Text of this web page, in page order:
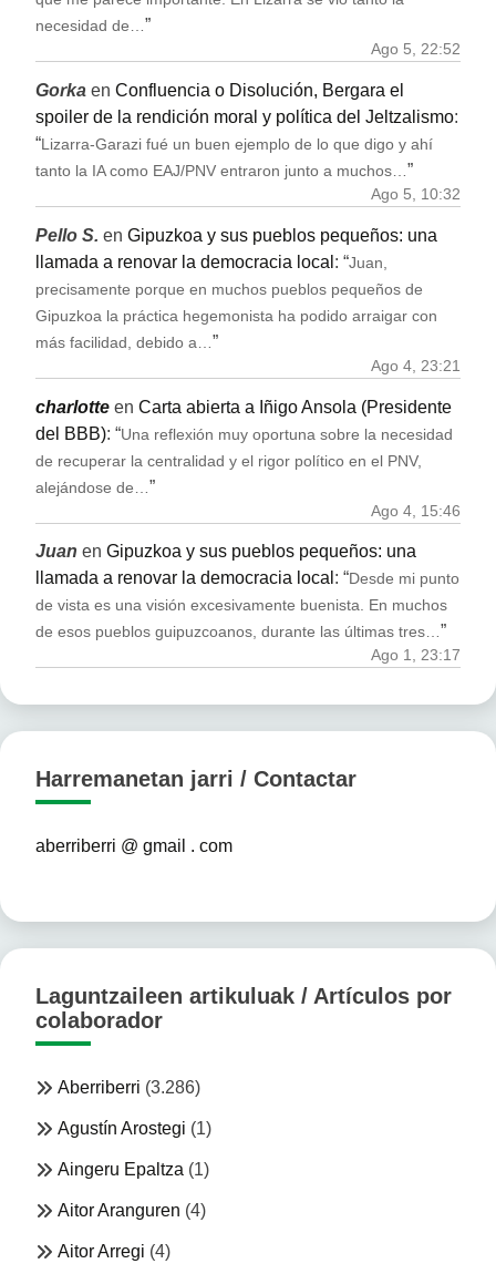
necesidad de…”
Ago 5, 22:52
Gorka en Confluencia o Disolución, Bergara el
spoiler de la rendición moral y política del Jeltzalismo:
“ Lizarra-Garazi fué un buen ejemplo de lo que digo y ahí
tanto la IA como EAJ/PNV entraron junto a muchos… ”
Ago 5, 10:32
Pello S. en Gipuzkoa y sus pueblos pequeños: una
llamada a renovar la democracia local : “Juan,
precisamente porque en muchos pueblos pequeños de
Gipuzkoa la práctica hegemonista ha podido arraigar con
más facilidad, debido a… ”
Ago 4, 23:21
charlotte en Carta abierta a Iñigo Ansola (Presidente
del BBB): “Una reflexión muy oportuna sobre la necesidad
de recuperar la centralidad y el rigor político en el PNV,
alejándose de… ”
Ago 4, 15:46
Juan en Gipuzkoa y sus pueblos pequeños: una
llamada a renovar la democracia local : “Desde mi punto
de vista es una visión excesivamente buenista. En muchos
de esos pueblos guipuzcoanos, durante las últimas tres…”
Ago 1, 23:17
Harremanetan jarri / Contactar
aberriberri @ gmail . com
Laguntzaileen artikuluak / Artículos por
colaborador
Aberriberri (3.286)
Agustín Arostegi (1)
Aingeru Epaltza (1)
Aitor Aranguren (4)
Aitor Arregi (4)